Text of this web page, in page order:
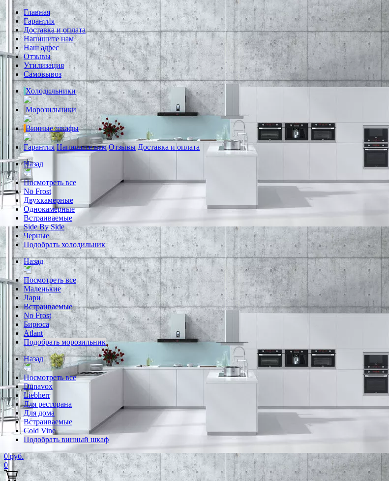
Главная
Гарантия
Доставка и оплата
Напишите нам
Наш адрес
Отзывы
Утилизация
Самовывоз
Холодильники
Морозильники
Винные шкафы
Гарантия Напишите нам Отзывы Доставка и оплата
Назад
Посмотреть все
No Frost
Двухкамерные
Однокамерные
Встраиваемые
Side By Side
Черные
Подобрать холодильник
Назад
Посмотреть все
Маленькие
Лари
Встраиваемые
No Frost
Бирюса
Atlant
Подобрать морозильник
Назад
Посмотреть все
Dunavox
Liebherr
Для ресторана
Для дома
Встраиваемые
Cold Vine
Подобрать винный шкаф
0 руб.
0